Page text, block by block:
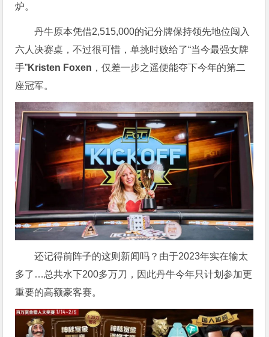
炉。
丹牛原本凭借2,515,000的记分牌保持领先地位闯入
六人决赛桌，不过很可惜，单挑时败给了“当今最强女牌
手”Kristen Foxen ，仅差一步之遥便能夺下今年的第二
座冠军。
还记得前阵子的这则新闻吗？由于2023年实在输太
多了…总共水下200多万刀，因此丹牛今年只计划参加更
重要的高额豪客赛。